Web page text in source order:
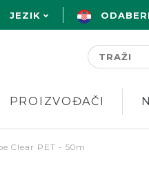
JEZIK
PROIZVOĐAČI
Clear PET - 50m